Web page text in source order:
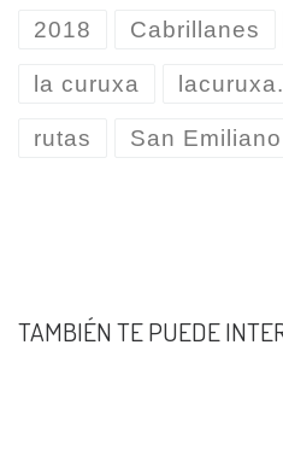
2018 Cabrillanes
la curuxa
rutas San Emiliano
TAMBIÉN TE PUEDE